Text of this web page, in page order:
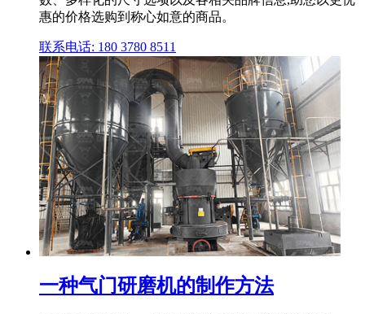
惠的价格选购到称心如意的商品。
联系电话: 180 3780 8511
一种气门研磨机的制作方法